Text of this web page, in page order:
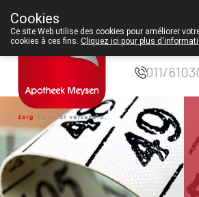
SPRL
011/
Cookies
Ce site Web utilise des cookies pour améliorer
cookies à ces fins. Cliquez ici pour plus